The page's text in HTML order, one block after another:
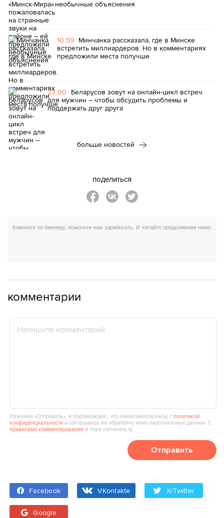
необычные объяснения
10:59 Минчанка рассказала, где в Минске
встретить миллиардеров. Но в комментариях
предложили места получше
23:00 Беларусов зовут на онлайн-цикл встреч
для мужчин – чтобы обсудить проблемы и
поддержать друг друга
больше новостей
поделиться
комментарии
Нажимая «Отправить», я подтверждаю, что ознакомился(‑лась) сполитикой
конфиденциальности и соглашаюсь на обработку моих персональных данных. С
правилами комментирования я тоже согласен(‑а).
Отправить
Facebook VKontakte X/Twitter
Google